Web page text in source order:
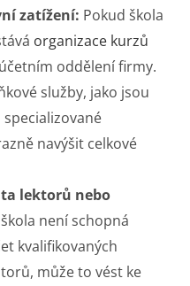
zatížení: Pokud škola
organizace kurzů
oddělení firmy.
služby, jako jsou
navýšit celkové
lektorů nebo
není schopná
kvalifikovaných
může to vést ke